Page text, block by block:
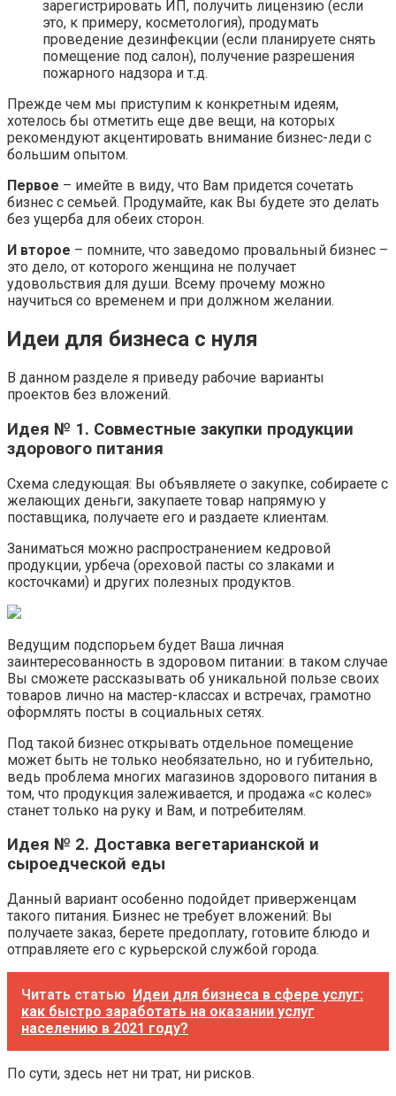
зарегистрировать ИП, получить лицензию (если
это, к примеру, косметология), продумать
проведение дезинфекции (если планируете снять
помещение под салон), получение разрешения
пожарного надзора и т.д.
Прежде чем мы приступим к конкретным идеям,
хотелось бы отметить еще две вещи, на которых
рекомендуют акцентировать внимание бизнес-леди с
большим опытом.
Первое – имейте в виду, что Вам придется сочетать
бизнес с семьей. Продумайте, как Вы будете это делать
без ущерба для обеих сторон.
И второе – помните, что заведомо провальный бизнес –
это дело, от которого женщина не получает
удовольствия для души. Всему прочему можно
научиться со временем и при должном желании.
Идеи для бизнеса с нуля
В данном разделе я приведу рабочие варианты
проектов без вложений.
Идея № 1. Совместные закупки продукции
здорового питания
Схема следующая: Вы объявляете о закупке, собираете с
желающих деньги, закупаете товар напрямую у
поставщика, получаете его и раздаете клиентам.
Заниматься можно распространением кедровой
продукции, урбеча (ореховой пасты со злаками и
косточками) и других полезных продуктов.
Ведущим подспорьем будет Ваша личная
заинтересованность в здоровом питании: в таком случае
Вы сможете рассказывать об уникальной пользе своих
товаров лично на мастер-классах и встречах, грамотно
оформлять посты в социальных сетях.
Под такой бизнес открывать отдельное помещение
может быть не только необязательно, но и губительно,
ведь проблема многих магазинов здорового питания в
том, что продукция залеживается, и продажа «с колес»
станет только на руку и Вам, и потребителям.
Идея № 2. Доставка вегетарианской и
сыроедческой еды
Данный вариант особенно подойдет приверженцам
такого питания. Бизнес не требует вложений: Вы
получаете заказ, берете предоплату, готовите блюдо и
отправляете его с курьерской службой города.
Читать статью Идеи для бизнеса в сфере услуг:
как быстро заработать на оказании услуг
населению в 2021 году?
По сути, здесь нет ни трат, ни рисков.